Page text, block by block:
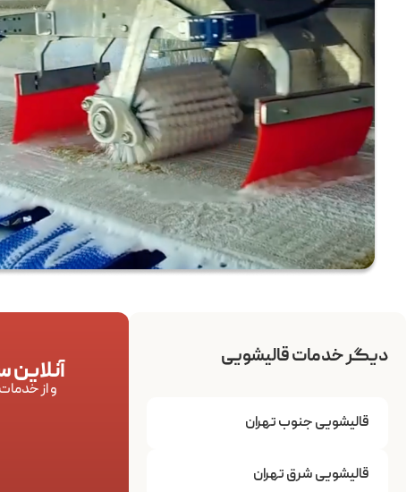
دیگر خدمات قالیشویی
قالیشویی جنوب تهران
قالیشویی شرق تهران
و از